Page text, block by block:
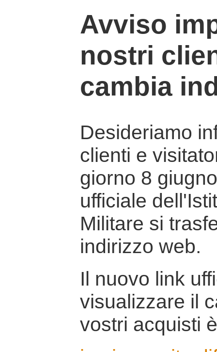
Avviso
nostri
cambia
Desideriamo
clienti e
giorno 8
ufficiale
Militare si
indirizzo web.
Il nuovo link
visualizzare il
vostri acquisti